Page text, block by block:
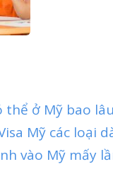
thể ở Mỹ bao
Mỹ các loại
vào Mỹ mấy